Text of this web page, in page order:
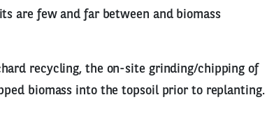
are few and far between and biomass
recycling, the on-site grinding/chipping of
biomass into the topsoil prior to replanting.